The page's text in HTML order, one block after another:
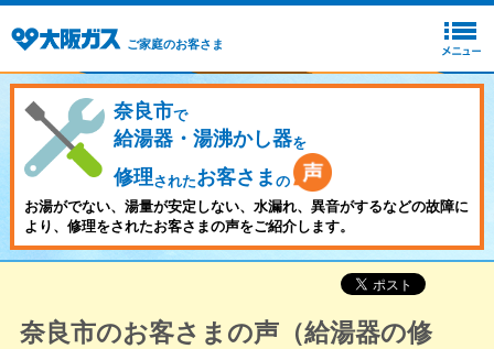
ご家庭のお客さま
奈良市で
給湯器・湯沸かし器を
修理されたお客さま の
お湯がでない、湯量が安定しない、水漏れ、異音がするなどの故障に
より、修理をされたお客さまの声をご紹介します。
奈良市のお客さまの声（給湯器の修